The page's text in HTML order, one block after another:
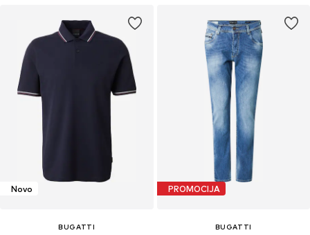
Novo
BUGATTI
PROMOCIJA
BUGATTI